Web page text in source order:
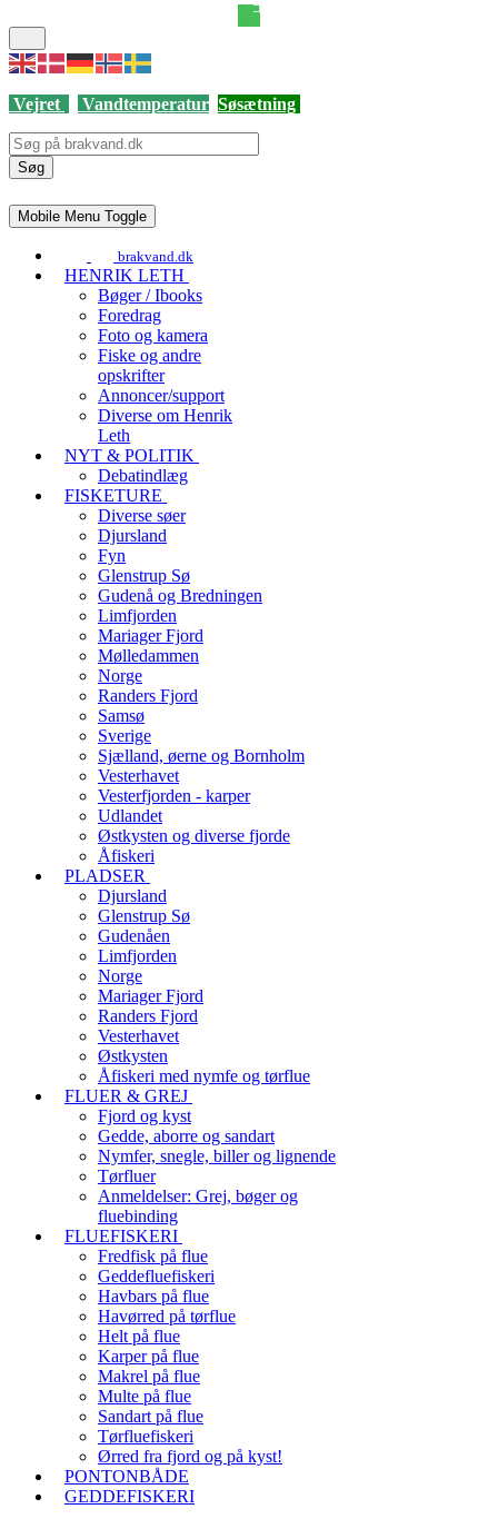
Vejret Vandtemperatur Søsætning
Søg
Mobile Menu Toggle
brakvand.dk
HENRIK LETH
Bøger / Ibooks
Foredrag
Foto og kamera
Fiske og andre
opskrifter
Annoncer/support
Diverse om Henrik
Leth
NYT & POLITIK
Debatindlæg
FISKETURE
Diverse søer
Djursland
Fyn
Glenstrup Sø
Gudenå og Bredningen
Limfjorden
Mariager Fjord
Mølledammen
Norge
Randers Fjord
Samsø
Sverige
Sjælland, øerne og Bornholm
Vesterhavet
Vesterfjorden - karper
Udlandet
Østkysten og diverse fjorde
Åfiskeri
PLADSER
Djursland
Glenstrup Sø
Gudenåen
Limfjorden
Norge
Mariager Fjord
Randers Fjord
Vesterhavet
Østkysten
Åfiskeri med nymfe og tørflue
FLUER & GREJ
Fjord og kyst
Gedde, aborre og sandart
Nymfer, snegle, biller og lignende
Tørfluer
Anmeldelser: Grej, bøger og
fluebinding
FLUEFISKERI
Fredfisk på flue
Geddefluefiskeri
Havbars på flue
Havørred på tørflue
Helt på flue
Karper på flue
Makrel på flue
Multe på flue
Sandart på flue
Tørfluefiskeri
Ørred fra fjord og på kyst!
PONTONBÅDE
GEDDEFISKERI